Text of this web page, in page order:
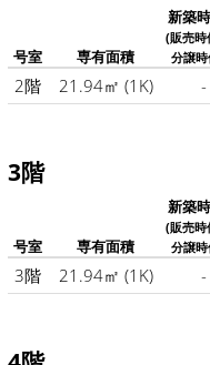
号室 専有面積
新築
(販売時
分譲
2階 21.94㎡ (1K) -
3階
号室 専有面積
新築
(販売時
分譲
3階 21.94㎡ (1K) -